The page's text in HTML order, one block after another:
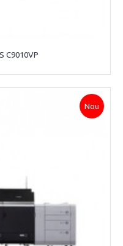
C9010VP
Nou